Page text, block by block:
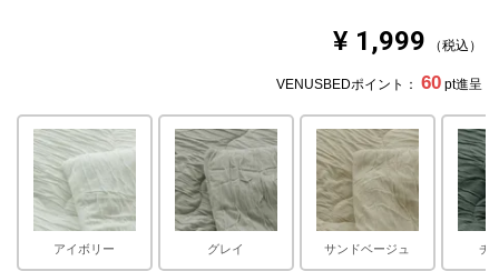
¥ 1,999 税込
VENUSBEDポイント： 60 pt進呈
アイボリー グレイ サンドベージュ チ